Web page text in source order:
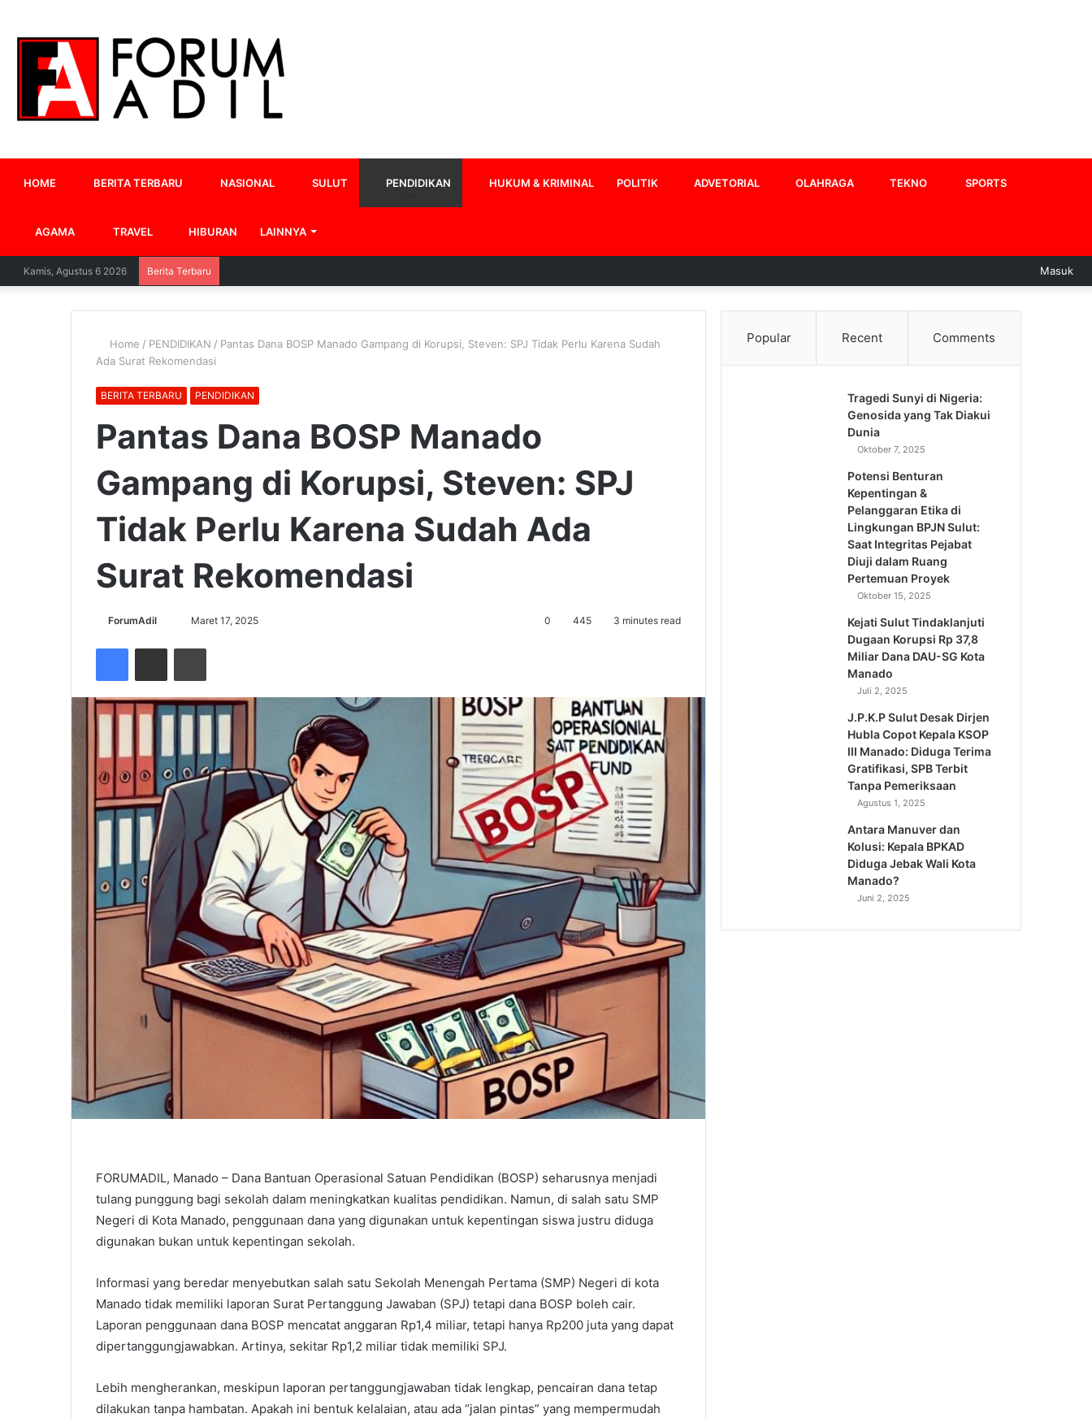
HOME BERITA TERBARU NASIONAL SULUT PENDIDIKAN HUKUM & KRIMINAL POLITIK ADVETORIAL OLAHRAGA TEKNO SPORTS
AGAMA TRAVEL HIBURAN LAINNYA
Kamis, Agustus 6 2026 Berita Terbaru Masuk
Home / PENDIDIKAN / Pantas Dana BOSP Manado Gampang di Korupsi, Steven: SPJ Tidak Perlu Karena Sudah
Ada Surat Rekomendasi
BERITA TERBARU PENDIDIKAN
Pantas Dana BOSP Manado
Gampang di Korupsi, Steven: SPJ
Tidak Perlu Karena Sudah Ada
Surat Rekomendasi
ForumAdil Maret 17, 2025 0 445 3 minutes read
FacebookShare via Email Cetak
FORUMADIL, Manado – Dana Bantuan Operasional Satuan Pendidikan (BOSP) seharusnya menjadi
tulang punggung bagi sekolah dalam meningkatkan kualitas pendidikan. Namun, di salah satu SMP
Negeri di Kota Manado, penggunaan dana yang digunakan untuk kepentingan siswa justru diduga
digunakan bukan untuk kepentingan sekolah.
Informasi yang beredar menyebutkan salah satu Sekolah Menengah Pertama (SMP) Negeri di kota
Manado tidak memiliki laporan Surat Pertanggung Jawaban (SPJ) tetapi dana BOSP boleh cair.
Laporan penggunaan dana BOSP mencatat anggaran Rp1,4 miliar, tetapi hanya Rp200 juta yang dapat
dipertanggungjawabkan. Artinya, sekitar Rp1,2 miliar tidak memiliki SPJ.
Lebih mengherankan, meskipun laporan pertanggungjawaban tidak lengkap, pencairan dana tetap
dilakukan tanpa hambatan. Apakah ini bentuk kelalaian, atau ada “jalan pintas” yang mempermudah
Popular Recent Comments
Tragedi Sunyi di Nigeria:
Genosida yang Tak Diakui
Dunia
Oktober 7, 2025
Potensi Benturan
Kepentingan &
Pelanggaran Etika di
Lingkungan BPJN Sulut:
Saat Integritas Pejabat
Diuji dalam Ruang
Pertemuan Proyek
Oktober 15, 2025
Kejati Sulut Tindaklanjuti
Dugaan Korupsi Rp 37,8
Miliar Dana DAU-SG Kota
Manado
Juli 2, 2025
J.P.K.P Sulut Desak Dirjen
Hubla Copot Kepala KSOP
III Manado: Diduga Terima
Gratifikasi, SPB Terbit
Tanpa Pemeriksaan
Agustus 1, 2025
Antara Manuver dan
Kolusi: Kepala BPKAD
Diduga Jebak Wali Kota
Manado?
Juni 2, 2025